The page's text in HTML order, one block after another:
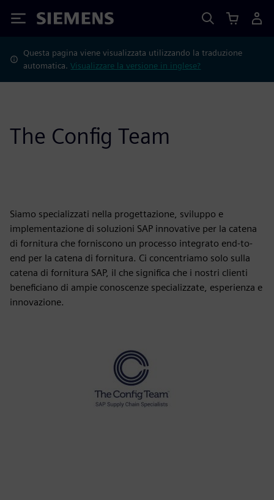
Siemens
Questa pagina viene visualizzata utilizzando la traduzione
automatica.Visualizzare la versione in inglese?
The Config Team
Siamo specializzati nella progettazione, sviluppo e
implementazione di soluzioni SAP innovative per la catena
di fornitura che forniscono un processo integrato end-to-
end per la catena di fornitura. Ci concentriamo solo sulla
catena di fornitura SAP, il che significa che i nostri clienti
beneficiano di ampie conoscenze specializzate, esperienza e
innovazione.